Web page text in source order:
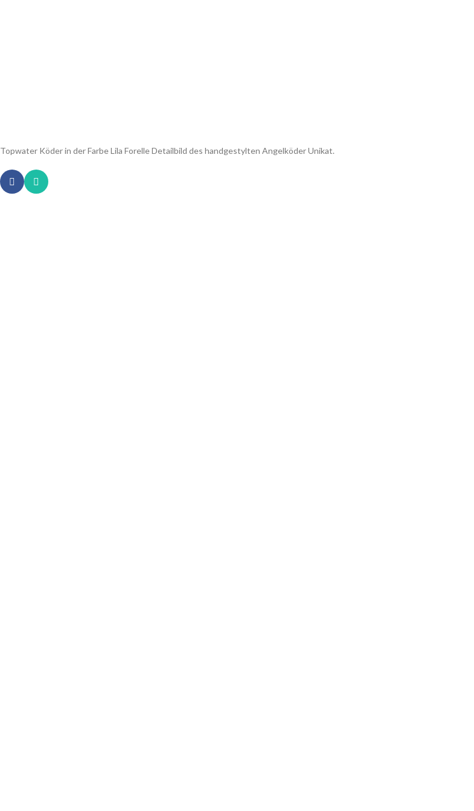
Topwater Köder in der Farbe Lila Forelle Detailbild des handgestylten Angelköder Unikat.